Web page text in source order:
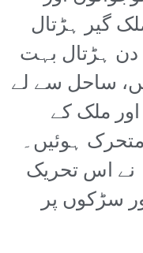
گیر ہڑتال
ہڑتال بہت
ساحل سے لے
ملک کے
ہوئیں۔
نے اس تحریک
سڑکوں پر